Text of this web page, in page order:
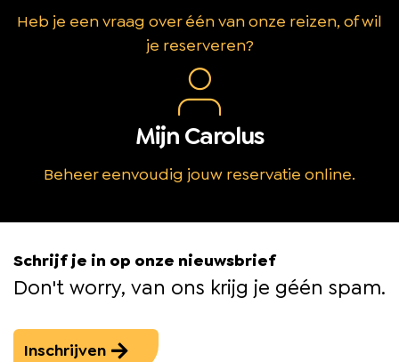
Heb je een vraag over één van onze reizen, of wil
je reserveren?
Mijn Carolus
Beheer eenvoudig jouw reservatie online.
Schrijf je in op onze nieuwsbrief
Don't worry, van ons krijg je géén spam.
Inschrijven